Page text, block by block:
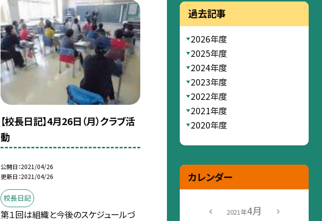
【校長日記】4月26日（月）クラブ活
動
公開日 2021/04/26
更新日 2021/04/26
校長日記
第１回は組織と今後のスケジュールづ
過去記事
2026年度
2025年度
2024年度
2023年度
2022年度
2021年度
2020年度
カレンダー
2021年4月